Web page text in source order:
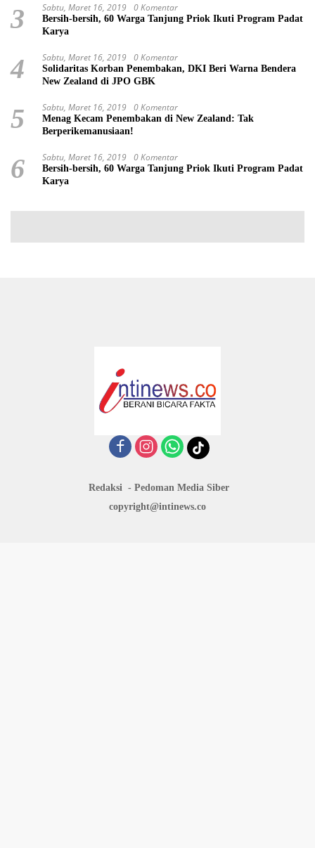
3 Sabtu, Maret 16, 2019 0 Komentar
Bersih-bersih, 60 Warga Tanjung Priok Ikuti Program Padat
Karya
4 Sabtu, Maret 16, 2019 0 Komentar
Solidaritas Korban Penembakan, DKI Beri Warna Bendera
New Zealand di JPO GBK
5 Sabtu, Maret 16, 2019 0 Komentar
Menag Kecam Penembakan di New Zealand: Tak
Berperikemanusiaan!
6 Sabtu, Maret 16, 2019 0 Komentar
Bersih-bersih, 60 Warga Tanjung Priok Ikuti Program Padat
Karya
Redaksi
Pedoman Media Siber
copyright@intinews.co